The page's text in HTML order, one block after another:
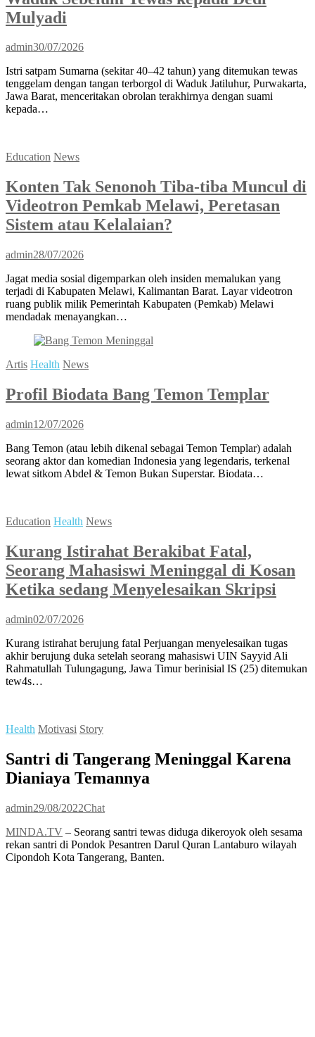
Mulyadi
admin30/07/2026
Istri satpam Sumarna (sekitar 40–42 tahun) yang ditemukan tewas
tenggelam dengan tangan terborgol di Waduk Jatiluhur, Purwakarta,
Jawa Barat, menceritakan obrolan terakhirnya dengan suami
kepada…
Education News
Konten Tak Senonoh Tiba-tiba Muncul di
Videotron Pemkab Melawi, Peretasan
Sistem atau Kelalaian?
admin28/07/2026
Jagat media sosial digemparkan oleh insiden memalukan yang
terjadi di Kabupaten Melawi, Kalimantan Barat. Layar videotron
ruang publik milik Pemerintah Kabupaten (Pemkab) Melawi
mendadak menayangkan…
Artis Health News
Profil Biodata Bang Temon Templar
admin12/07/2026
Bang Temon (atau lebih dikenal sebagai Temon Templar) adalah
seorang aktor dan komedian Indonesia yang legendaris, terkenal
lewat sitkom Abdel & Temon Bukan Superstar. Biodata…
Education Health News
Kurang Istirahat Berakibat Fatal,
Seorang Mahasiswi Meninggal di Kosan
Ketika sedang Menyelesaikan Skripsi
admin02/07/2026
Kurang istirahat berujung fatal Perjuangan menyelesaikan tugas
akhir berujung duka setelah seorang mahasiswi UIN Sayyid Ali
Rahmatullah Tulungagung, Jawa Timur berinisial IS (25) ditemukan
tew4s…
Health Motivasi Story
Santri di Tangerang Meninggal Karena
Dianiaya Temannya
admin29/08/2022Chat
MINDA.TV – Seorang santri tewas diduga dikeroyok oleh sesama
rekan santri di Pondok Pesantren Darul Quran Lantaburo wilayah
Cipondoh Kota Tangerang, Banten.